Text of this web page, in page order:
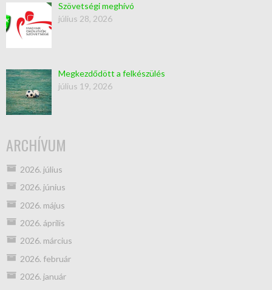
Szövetségi meghívó
július 28, 2026
Megkezdődött a felkészülés
július 19, 2026
ARCHÍVUM
2026. július
2026. június
2026. május
2026. április
2026. március
2026. február
2026. január